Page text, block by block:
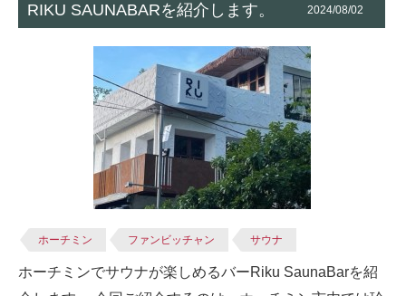
RIKU SAUNABARを紹介します。
2024/08/02
ホーチミン ファンビッチャン サウナ
ホーチミンでサウナが楽しめるバーRiku SaunaBarを紹